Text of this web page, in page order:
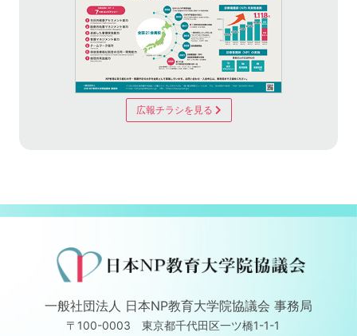
広報チラシを見る
一般社団法人 日本NP教育大学院協議会 事務局
〒100-0003 東京都千代田区一ツ橋1-1-1